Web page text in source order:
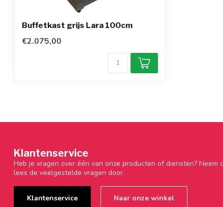
Buffetkast grijs Lara 100cm
€2.075,00
Klantenservice
Heb je vragen over één van onze producten of diensten?
lees de veelgestelde vragen door.
Klantenservice Naar onze winkel